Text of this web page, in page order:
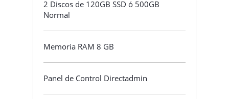
2 Discos de 120GB SSD ó 500GB
Normal
Memoria RAM 8 GB
Panel de Control Directadmin